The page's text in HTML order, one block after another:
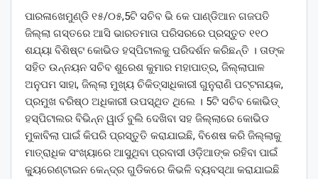
ପାରଳାଖେମୁଣ୍ଡି ୧୫/୦୫,5ଟି ସଚିବ ଭି କେ ପାଣ୍ଡିଆନ ଗଜପତି
ଜିଲ୍ଲା ଗସ୍ତରେ ଆସି ଭାରତମାତା ପରିସରରେ ପ୍ରସ୍ତୁତ ୧୧୦
ଶଯ୍ୟା ବିଶିଷ୍ଟ କୋଭିଡ ହସ୍ପିଟାଲକୁ ପରିଦର୍ଶନ କରିଛନ୍ତି । ତାଙ୍କ
ସହିତ ଉନ୍ନୟନ ସଚିବ ଶୁରେଶ କୁମାର ମହାପାତ୍ର, ଜିଲ୍ଲାପାଳ
ଅନୁପମ ସାହା, ଜିଲ୍ଲା ମୁଖ୍ୟ ଚିକିତ୍ସାଧିକାରୀ ଗୁନୁରାଣି ପଟ୍ଟନାୟକ,
ପ୍ରମୁଖ ବରିଷ୍ଠ ଅଧିକାରୀ ଉପସ୍ଥିତ ଥିଲେ । 5ଟି ସଚିବ କୋଭିଡ୍
ହସ୍ପିଟାଲର ବିଭିନ୍ନ ୱାର୍ଡ ବୁଲି ଦେଖିବା ସହ ଜିଲ୍ଲାରେ କୋଭିଡ
ମୁକାବିଲା ପାଇଁ କିପରି ପ୍ରସ୍ତୁତି କରାଯାଇଛି, ବିଶେଷ କରି ଜିଲ୍ଲାକୁ
ମାତ୍ରାଧିକ ସଂଖ୍ୟାରେ ଆସୁଥିବା ପ୍ରବାସୀ ଓଡ଼ିଆଙ୍କ ରହିବା ପାଇଁ
କ୍ୟୁରେଣ୍ଟାଇନ କେନ୍ଦ୍ର ଗୁଡିକରେ କିଭଳି ବ୍ୟବସ୍ଥା କରାଯାଇଛି